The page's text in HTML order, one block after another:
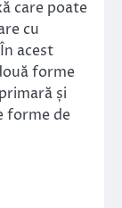
care poate
cu
acest
forme
și
forme de